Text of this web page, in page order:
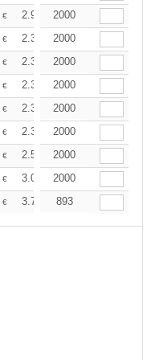
€ 2.98 2.86
2000
€ 2.36 2.27
2000
€ 2.36 2.27
2000
€ 2.36 2.27
2000
€ 2.36 2.27
2000
€ 2.36 2.27
2000
€ 2.52 2.42
2000
€ 3.02 2.89
2000
€ 3.79 3.64
893